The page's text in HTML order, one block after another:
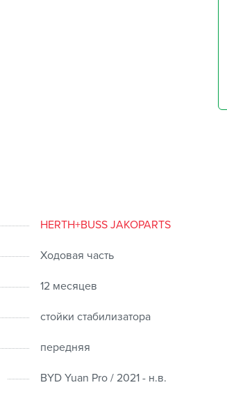
HERTH+BUSS JAKOPARTS
Ходовая часть
12 месяцев
стойки стабилизатора
передняя
BYD Yuan Pro / 2021 - н.в.